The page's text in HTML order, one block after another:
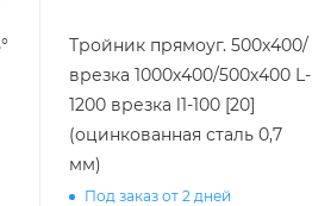
Тройник прямоуг. 500х400/
врезка 1000х400/500х400 L-
1200 врезка l1-100 [20]
(оцинкованная сталь 0,7
мм)
Под заказ от 2 дней